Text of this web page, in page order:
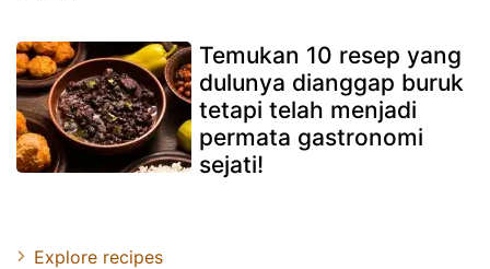
Temukan 10 resep yang
dulunya dianggap buruk
tetapi telah menjadi
permata gastronomi
sejati!
Explore recipes